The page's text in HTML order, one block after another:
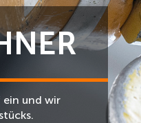
ein und wir